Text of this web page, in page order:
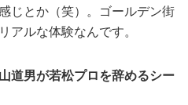
じとか（笑）。ゴールデン街
アルな体験なんです。
道男が若松プロを辞めるシー